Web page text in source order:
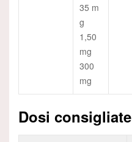
35 m
g
1,50
mg
300
mg
Dosi consigliate